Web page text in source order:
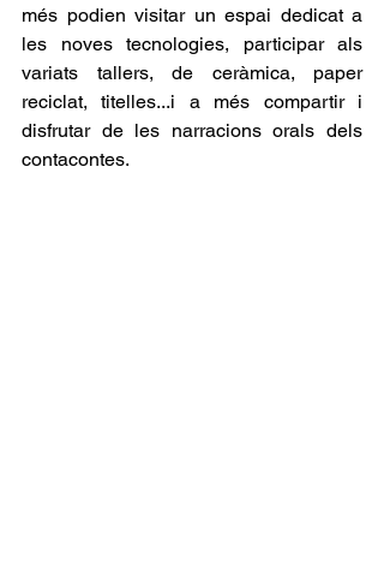
més podien visitar un espai dedicat a
les noves tecnologies, participar als
variats tallers, de ceràmica, paper
reciclat, titelles...i a més compartir i
disfrutar de les narracions orals dels
contacontes.